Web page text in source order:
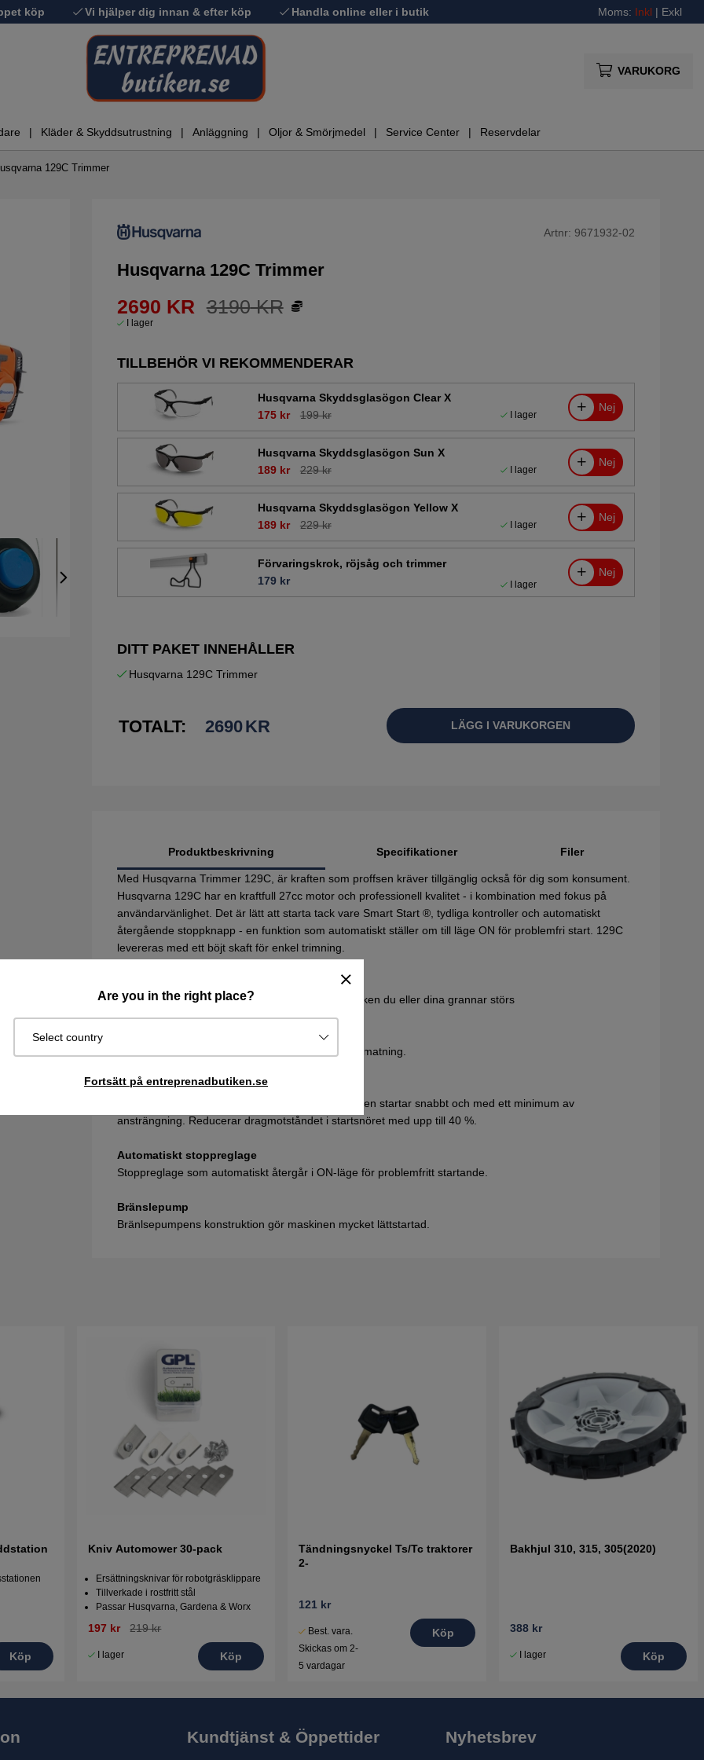
köp Vi hjälper dig innan & efter köp Handla online eller i butik Moms: Inkl | Exkl
VARUKORG
Kläder & Skyddsutrustning Anläggning Oljor & Smörjmedel Service Center Reservdelar
Are you in the right place?
Select country
Fortsätt på entreprenadbutiken.se
129C Trimmer
Artnr: 9671932-02
Husqvarna 129C Trimmer
3190KR
2690 KR
I lager
TILLBEHÖR VI REKOMMENDERAR
Husqvarna Skyddsglasögon Clear X
175 kr
199 kr I lager
Nej
Husqvarna Skyddsglasögon Sun X
189 kr
229 kr I lager
Nej
Husqvarna Skyddsglasögon Yellow X
189 kr
229 kr I lager
Nej
Förvaringskrok, röjsåg och trimmer
179 kr
I lager
Nej
DITT PAKET INNEHÅLLER
Husqvarna 129C Trimmer
TOTALT: 2690KR LÄGG I VARUKORGEN
Produktbeskrivning
Med Husqvarna Trimmer 129C, är kraften som proffsen kräver tillgänglig också för dig som konsument.
Husqvarna 129C har en kraftfull 27cc motor och professionell kvalitet - i kombination med fokus på
användarvänlighet. Det är lätt att starta tack vare Smart Start ®, tydliga kontroller och automatiskt
återgående stoppknapp - en funktion som automatiskt ställer om till läge ON för problemfri start. 129C
levereras med ett böjt skaft för enkel trimning.
Motorkonstruktion som ger låg ljudnivå, så att varken du eller dina grannar störs
Dubbelt trådsystem med Tap 'n Go för snabb trådmatning.
Smart Start®
Motor och startapparat är utvecklad så att maskinen startar snabbt och med ett minimum av
ansträngning. Reducerar dragmotståndet i startsnöret med upp till 40 %.
Automatiskt stoppreglage
Stoppreglage som automatiskt återgår i ON-läge för problemfritt startande.
Bränslepump
Bränlsepumpens konstruktion gör maskinen mycket lättstartad.
Specifikationer Filer
Köp
Kniv Automower 30-pack
Ersättningsknivar för robotgräsklippare
Tillverkade i rostfritt stål
Passar Husqvarna, Gardena & Worx
197 kr 219 kr
I lager Köp
Tändningsnyckel Ts/Tc traktorer
2-
121 kr
Best. vara.
Skickas om 2-
5 vardagar
Köp
Bakhjul 310, 315, 305(2020)
388 kr
I lager Köp
Kundtjänst & Öppettider Nyhetsbrev